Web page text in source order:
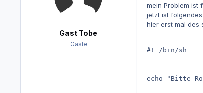
Gast Tobe
Gäste
mein Problem ist
jetzt ist folgendes
hier erst mal des
#! /bin/sh
echo "Bitte